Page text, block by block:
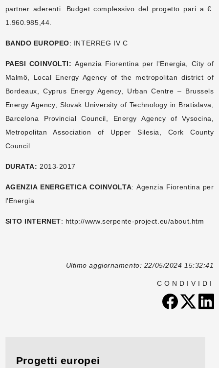
partner aderenti. Budget complessivo del progetto pari a €
1.960.985,44.
BANDO EUROPEO: INTERREG IV C
PAESI COINVOLTI: Agenzia Fiorentina per l'Energia, City of
Malmö, Local Energy Agency of the metropolitan district of
Bordeaux, Cyprus Energy Agency, Urban Centre – Brussels
Energy Agency, Slovak University of Technology in Bratislava,
Barcelona Provincial Council, Energy Agency of Vysocina,
Metropolitan Association of Upper Silesia, Cork County
Council
DURATA: 2013-2017
AGENZIA ENERGETICA COINVOLTA: Agenzia Fiorentina per
l'Energia
SITO INTERNET: http://www.serpente-project.eu/about.htm
Ultimo aggiornamento: 22/05/2024 15:32:41
CONDIVIDI
Progetti europei